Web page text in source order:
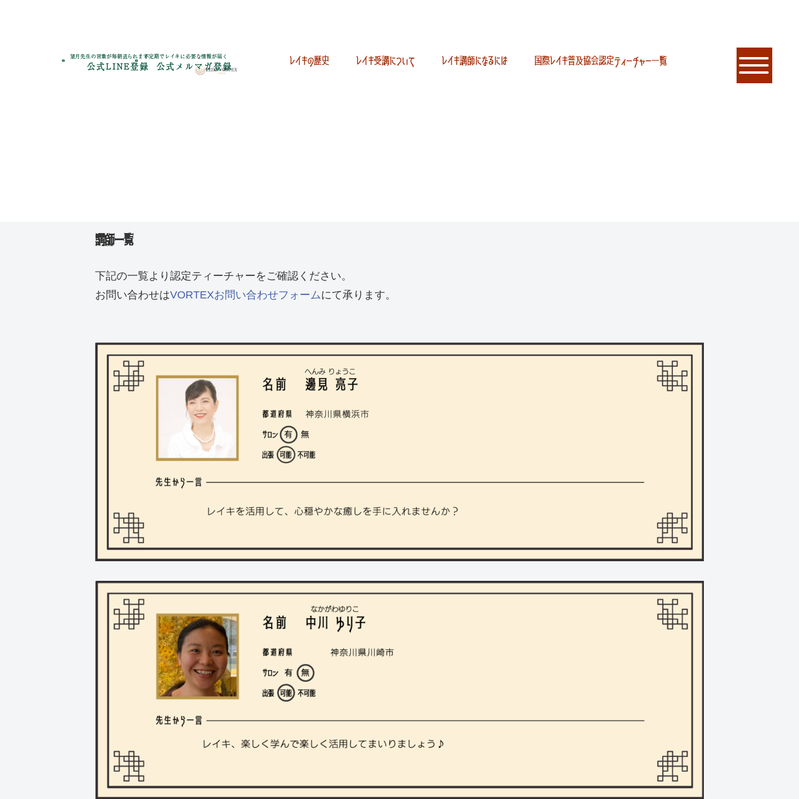
望月先生の言葉が毎朝送られます
公式LINE登録
不定期でレイキに必要な情報が届く
公式メルマガ登録 レイキの歴史 レイキ受講について レイキ講師になるには 国際レイキ普及協会認定ティーチャー一覧
講師一覧
下記の一覧より認定ティーチャーをご確認ください。
お問い合わせはVORTEXお問い合わせフォームにて承ります。